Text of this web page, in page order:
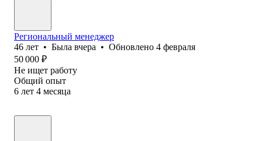
Региональный менеджер
46 лет • Была вчера • Обновлено 4 февраля
50 000 ₽
Не ищет работу
Общий опыт
6 лет 4 месяца